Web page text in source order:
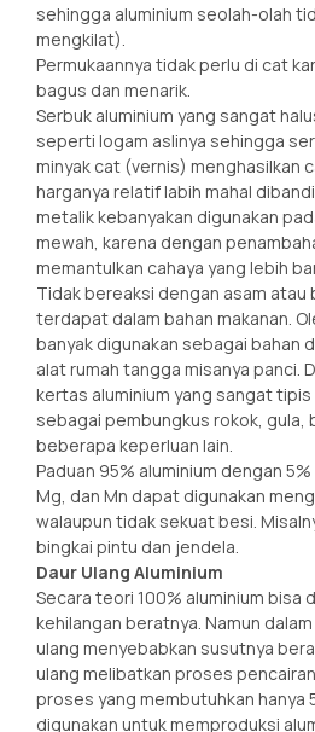
sehingga aluminium seolah-olah
mengkilat).
Permukaannya tidak perlu di cat
bagus dan menarik.
Serbuk aluminium yang sangat
seperti logam aslinya sehingga
minyak cat (vernis) menghasilkan
harganya relatif labih mahal
metalik kebanyakan digunakan
mewah, karena dengan
memantulkan cahaya yang lebih
Tidak bereaksi dengan asam atau
terdapat dalam bahan makanan.
banyak digunakan sebagai bahan
alat rumah tangga misanya panci.
kertas aluminium yang sangat tipis
sebagai pembungkus rokok, gula,
beberapa keperluan lain.
Paduan 95% aluminium dengan
Mg, dan Mn dapat digunakan
walaupun tidak sekuat besi.
bingkai pintu dan jendela.
Daur Ulang Aluminium
Secara teori 100% aluminium bisa
kehilangan beratnya. Namun
ulang menyebabkan susutnya
ulang melibatkan proses
proses yang membutuhkan hanya
digunakan untuk memproduksi